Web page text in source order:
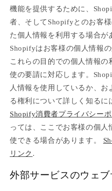
機能を提供するために、
者、そしてShopifyとのお客
た個人情報を利用する場合が
Shopifyはお客様の個人情報
これらの目的での個人情報
使の要請に対応します。
人情報を使用しているか、
る権利について詳しく知るに
Shopify消費者プライバシー
っては、ここでお客様の個
使できる場合があります。
リンク .
外部サービスのウェ